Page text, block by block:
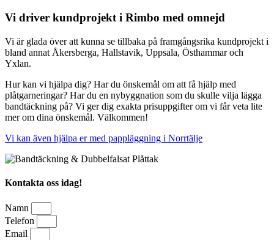
Vi driver kundprojekt i Rimbo med omnejd
Vi är glada över att kunna se tillbaka på framgångsrika kundprojekt i
bland annat Åkersberga, Hallstavik, Uppsala, Östhammar och
Yxlan.
Hur kan vi hjälpa dig? Har du önskemål om att få hjälp med
plåtgarneringar? Har du en nybyggnation som du skulle vilja lägga
bandtäckning på? Vi ger dig exakta prisuppgifter om vi får veta lite
mer om dina önskemål. Välkommen!
Vi kan även hjälpa er med pappläggning i Norrtälje
Kontakta oss idag!
Namn
Telefon
Email